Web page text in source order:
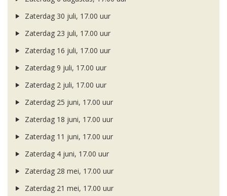
Zaterdag 30 juli, 17.00 uur
Zaterdag 23 juli, 17.00 uur
Zaterdag 16 juli, 17.00 uur
Zaterdag 9 juli, 17.00 uur
Zaterdag 2 juli, 17.00 uur
Zaterdag 25 juni, 17.00 uur
Zaterdag 18 juni, 17.00 uur
Zaterdag 11 juni, 17.00 uur
Zaterdag 4 juni, 17.00 uur
Zaterdag 28 mei, 17.00 uur
Zaterdag 21 mei, 17.00 uur